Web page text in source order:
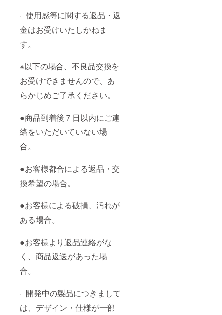
· 使用感等に関する返品・返
金はお受けいたしかねま
す。
※以下の場合、不良品交換を
お受けできませんので、あ
らかじめご了承ください。
●商品到着後７日以内にご連
絡をいただいていない場
合。
●お客様都合による返品・交
換希望の場合。
●お客様による破損、汚れが
ある場合。
●お客様より返品連絡がな
く、商品返送があった場
合。
· 開発中の製品につきまして
は、デザイン・仕様が一部